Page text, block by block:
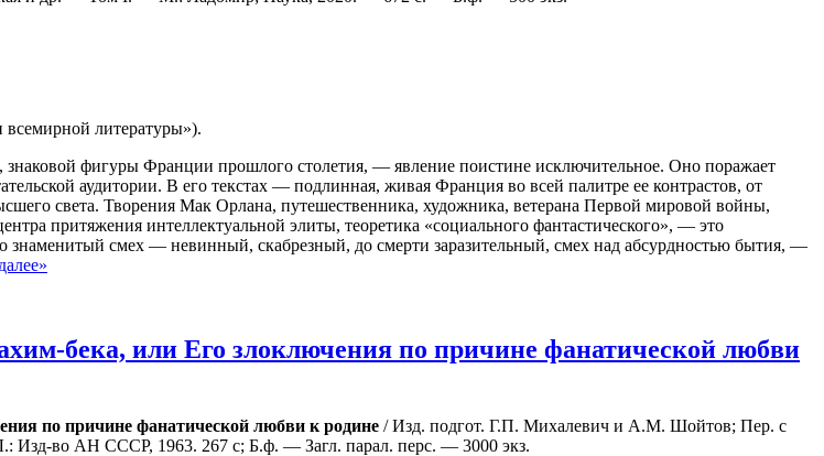
литературы»).
фигуры Франции прошлого столетия, — явление поистине исключительное. Оно поражает
аудитории. В его текстах — подлинная, живая Франция во всей палитре ее контрастов, от
света. Творения Мак Орлана, путешественника, художника, ветерана Первой мировой войны,
притяжения интеллектуальной элиты, теоретика «социального фантастического», — это
знаменитый смех — невинный, скабрезный, до смерти заразительный, смех над абсурдностью бытия, —
бека, или Его злоключения по причине фанатической любви
по причине фанатической любви к родине / Изд. подгот. Г.П. Михалевич и A.M. Шойтов; Пер. с
во АН СССР, 1963. 267 с; Б.ф. — Загл. парал. перс. — 3000 экз.